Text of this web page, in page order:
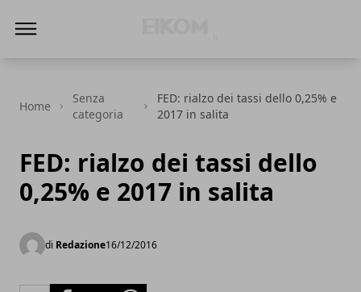
Home
Senza
categoria
FED: rialzo dei tassi dello 0,25% e
2017 in salita
FED: rialzo dei tassi dello
0,25% e 2017 in salita
di Redazione16/12/2016